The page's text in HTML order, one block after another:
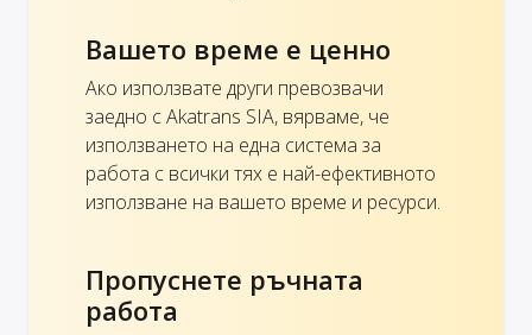
Вашето време е ценно
Ако използвате други превозвачи
заедно с Akatrans SIA, вярваме, че
използването на една система за
работа с всички тях е най-ефективното
използване на вашето време и ресурси.
Пропуснете ръчната
работа